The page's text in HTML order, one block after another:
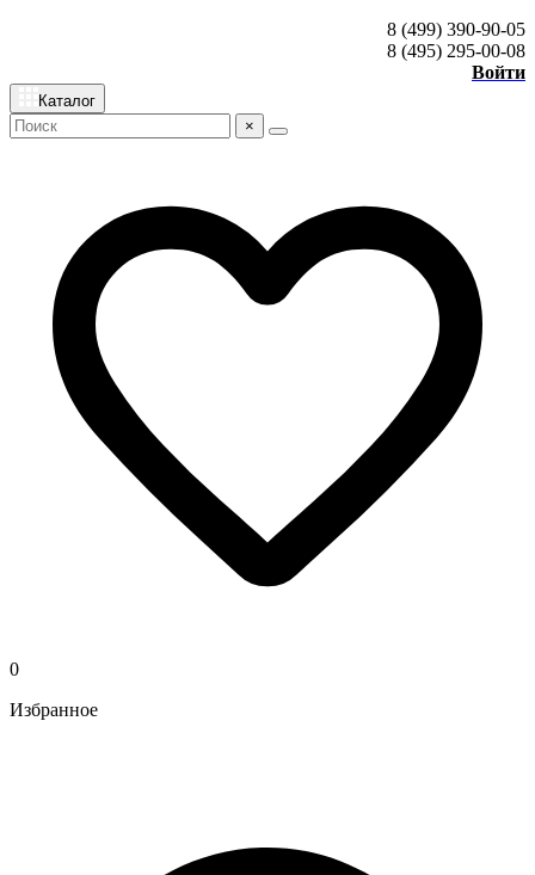
8 (499) 390-90-05
8 (495) 295-00-08
Войти
Каталог
×
0
Избранное